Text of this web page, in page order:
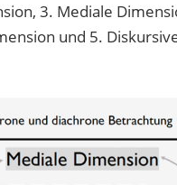
3. Mediale
und 5.